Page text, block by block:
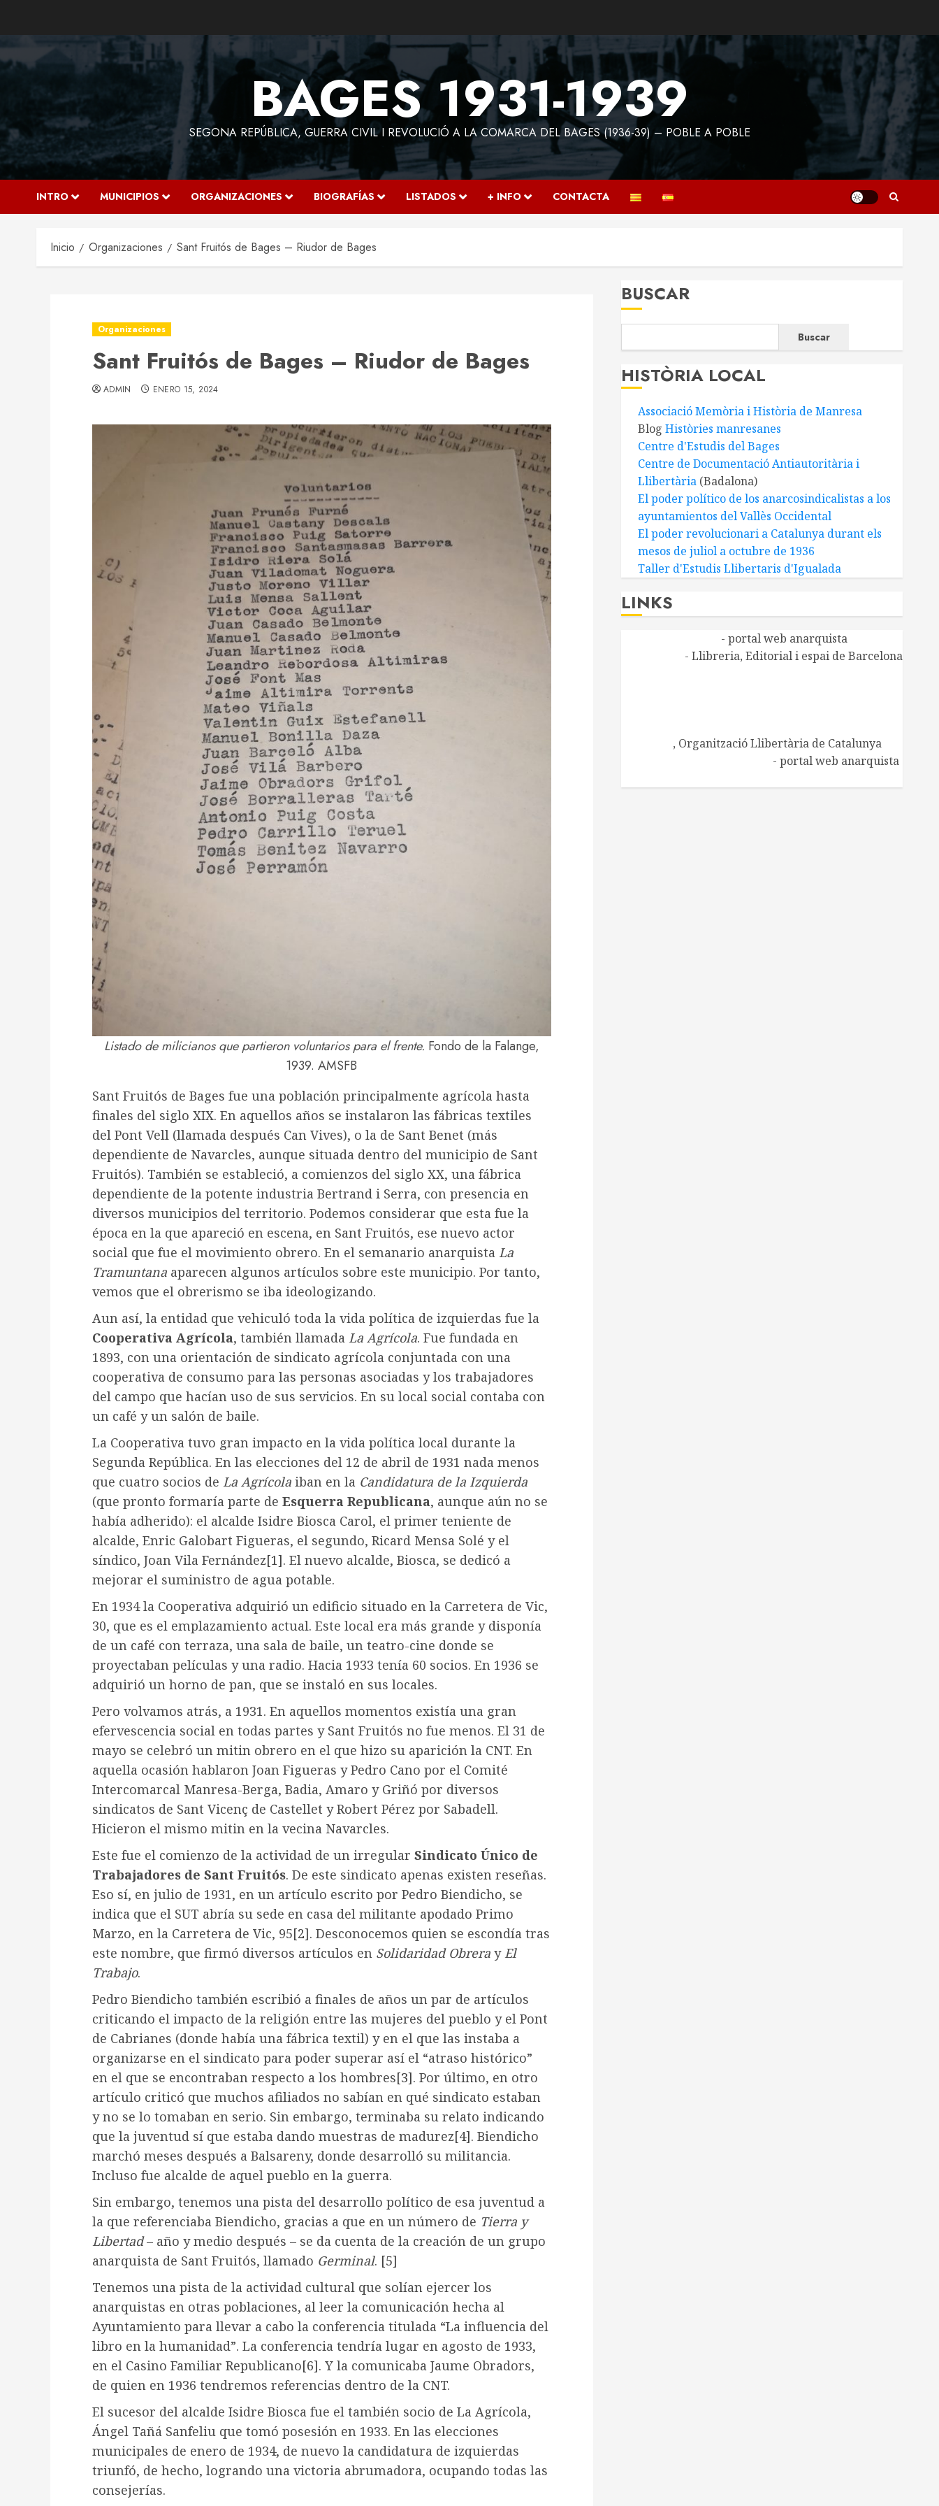
BAGES 1931-1939
SEGONA REPÚBLICA, GUERRA CIVIL I REVOLUCIÓ A LA COMARCA DEL BAGES (1936-39) – POBLE A POBLE
INTRO MUNICIPIOS ORGANIZACIONES BIOGRAFÍAS LISTADOS + INFO CONTACTA
Inicio Organizaciones Sant Fruitós de Bages – Riudor de Bages
Organizaciones
Sant Fruitós de Bages – Riudor de Bages
ADMIN ENERO 15, 2024
Listado de milicianos que partieron voluntarios para el frente. Fondo de la Falange,
1939. AMSFB
Sant Fruitós de Bages fue una población principalmente agrícola hasta
finales del siglo XIX. En aquellos años se instalaron las fábricas textiles
del Pont Vell (llamada después Can Vives), o la de Sant Benet (más
dependiente de Navarcles, aunque situada dentro del municipio de Sant
Fruitós). También se estableció, a comienzos del siglo XX, una fábrica
dependiente de la potente industria Bertrand i Serra, con presencia en
diversos municipios del territorio. Podemos considerar que esta fue la
época en la que apareció en escena, en Sant Fruitós, ese nuevo actor
social que fue el movimiento obrero. En el semanario anarquista La
Tramuntana aparecen algunos artículos sobre este municipio. Por tanto,
vemos que el obrerismo se iba ideologizando.
Aun así, la entidad que vehiculó toda la vida política de izquierdas fue la
Cooperativa Agrícola, también llamada La Agrícola. Fue fundada en
1893, con una orientación de sindicato agrícola conjuntada con una
cooperativa de consumo para las personas asociadas y los trabajadores
del campo que hacían uso de sus servicios. En su local social contaba con
un café y un salón de baile.
La Cooperativa tuvo gran impacto en la vida política local durante la
Segunda República. En las elecciones del 12 de abril de 1931 nada menos
que cuatro socios de La Agrícola iban en la Candidatura de la Izquierda
(que pronto formaría parte de Esquerra Republicana, aunque aún no se
había adherido): el alcalde Isidre Biosca Carol, el primer teniente de
alcalde, Enric Galobart Figueras, el segundo, Ricard Mensa Solé y el
síndico, Joan Vila Fernández[1]. El nuevo alcalde, Biosca, se dedicó a
mejorar el suministro de agua potable.
En 1934 la Cooperativa adquirió un edificio situado en la Carretera de Vic,
30, que es el emplazamiento actual. Este local era más grande y disponía
de un café con terraza, una sala de baile, un teatro-cine donde se
proyectaban películas y una radio. Hacia 1933 tenía 60 socios. En 1936 se
adquirió un horno de pan, que se instaló en sus locales.
Pero volvamos atrás, a 1931. En aquellos momentos existía una gran
efervescencia social en todas partes y Sant Fruitós no fue menos. El 31 de
mayo se celebró un mitin obrero en el que hizo su aparición la CNT. En
aquella ocasión hablaron Joan Figueras y Pedro Cano por el Comité
Intercomarcal Manresa-Berga, Badia, Amaro y Griñó por diversos
sindicatos de Sant Vicenç de Castellet y Robert Pérez por Sabadell.
Hicieron el mismo mitin en la vecina Navarcles.
Este fue el comienzo de la actividad de un irregular Sindicato Único de
Trabajadores de Sant Fruitós. De este sindicato apenas existen reseñas.
Eso sí, en julio de 1931, en un artículo escrito por Pedro Biendicho, se
indica que el SUT abría su sede en casa del militante apodado Primo
Marzo, en la Carretera de Vic, 95[2]. Desconocemos quien se escondía tras
este nombre, que firmó diversos artículos en Solidaridad Obrera yEl
Trabajo.
Pedro Biendicho también escribió a finales de años un par de artículos
criticando el impacto de la religión entre las mujeres del pueblo y el Pont
de Cabrianes (donde había una fábrica textil) y en el que las instaba a
organizarse en el sindicato para poder superar así el “atraso histórico”
en el que se encontraban respecto a los hombres[3]. Por último, en otro
artículo criticó que muchos afiliados no sabían en qué sindicato estaban
y no se lo tomaban en serio. Sin embargo, terminaba su relato indicando
que la juventud sí que estaba dando muestras de madurez[4]. Biendicho
marchó meses después a Balsareny, donde desarrolló su militancia.
Incluso fue alcalde de aquel pueblo en la guerra.
Sin embargo, tenemos una pista del desarrollo político de esa juventud a
la que referenciaba Biendicho, gracias a que en un número de Tierra y
Libertad– año y medio después – se da cuenta de la creación de un grupo
anarquista de Sant Fruitós, llamado Germinal. [5]
Tenemos una pista de la actividad cultural que solían ejercer los
anarquistas en otras poblaciones, al leer la comunicación hecha al
Ayuntamiento para llevar a cabo la conferencia titulada “La influencia del
libro en la humanidad”. La conferencia tendría lugar en agosto de 1933,
en el Casino Familiar Republicano[6]. Y la comunicaba Jaume Obradors,
de quien en 1936 tendremos referencias dentro de la CNT.
El sucesor del alcalde Isidre Biosca fue el también socio de La Agrícola,
Ángel Tañá Sanfeliu que tomó posesión en 1933. En las elecciones
municipales de enero de 1934, de nuevo la candidatura de izquierdas
triunfó, de hecho, logrando una victoria abrumadora, ocupando todas las
consejerías.
BUSCAR
Buscar
HISTÒRIA LOCAL
Associació Memòria i Història de Manresa
Blog Històries manresanes
Centre d'Estudis del Bages
Centre de Documentació Antiautoritària i
Llibertària(Badalona)
El poder político de los anarcosindicalistas a los
ayuntamientos del Vallès Occidental
El poder revolucionari a Catalunya durant els
mesos de juliol a octubre de 1936
Taller d'Estudis Llibertaris d'Igualada
LINKS
- portal web anarquista
- Llibreria, Editorial i espai de Barcelona
, Organització Llibertària de Catalunya
- portal web anarquista